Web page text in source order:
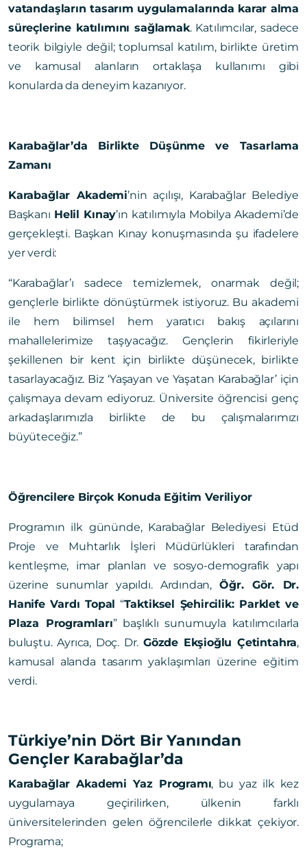
vatandaşların tasarım uygulamalarında karar alma
süreçlerine katılımını sağlamak. Katılımcılar, sadece
teorik bilgiyle değil; toplumsal katılım, birlikte üretim
ve kamusal alanların ortaklaşa kullanımı gibi
konularda da deneyim kazanıyor.
Karabağlar’da Birlikte Düşünme ve Tasarlama
Zamanı
Karabağlar Akademi’nin açılışı, Karabağlar Belediye
Başkanı Helil Kınay’ın katılımıyla Mobilya Akademi’de
gerçekleşti. Başkan Kınay konuşmasında şu ifadelere
yer verdi:
“Karabağlar’ı sadece temizlemek, onarmak değil;
gençlerle birlikte dönüştürmek istiyoruz. Bu akademi
ile hem bilimsel hem yaratıcı bakış açılarını
mahallelerimize taşıyacağız. Gençlerin fikirleriyle
şekillenen bir kent için birlikte düşünecek, birlikte
tasarlayacağız. Biz ‘Yaşayan ve Yaşatan Karabağlar’ için
çalışmaya devam ediyoruz. Üniversite öğrencisi genç
arkadaşlarımızla birlikte de bu çalışmalarımızı
büyüteceğiz.”
Öğrencilere Birçok Konuda Eğitim Veriliyor
Programın ilk gününde, Karabağlar Belediyesi Etüd
Proje ve Muhtarlık İşleri Müdürlükleri tarafından
kentleşme, imar planları ve sosyo-demografik yapı
üzerine sunumlar yapıldı. Ardından,Öğr. Gör. Dr.
Hanife Vardı Topal “Taktiksel Şehircilik: Parklet ve
Plaza Programları” başlıklı sunumuyla katılımcılarla
buluştu. Ayrıca, Doç. Dr. Gözde Ekşioğlu Çetintahra,
kamusal alanda tasarım yaklaşımları üzerine eğitim
verdi.
Türkiye’nin Dört Bir Yanından
Gençler Karabağlar’da
Karabağlar Akademi Yaz Programı, bu yaz ilk kez
uygulamaya geçirilirken, ülkenin farklı
üniversitelerinden gelen öğrencilerle dikkat çekiyor.
Programa;